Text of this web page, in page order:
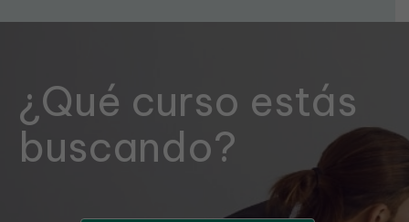
¿Qué curso estás
buscando?